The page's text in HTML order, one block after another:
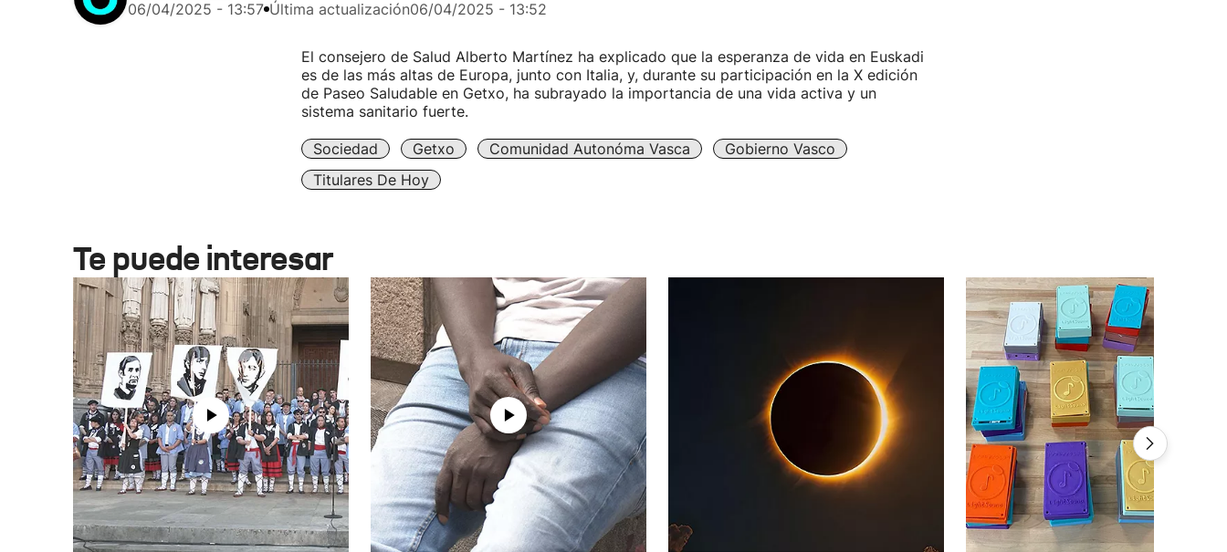
06/04/2025 - 13:57 Última actualización06/04/2025 - 13:52
El consejero de Salud Alberto Martínez ha explicado que la esperanza de vida en Euskadi
es de las más altas de Europa, junto con Italia, y, durante su participación en la X edición
de Paseo Saludable en Getxo, ha subrayado la importancia de una vida activa y un
sistema sanitario fuerte.
Sociedad Getxo Comunidad Autonóma Vasca
Gobierno Vasco
Titulares De Hoy
Te puede interesar